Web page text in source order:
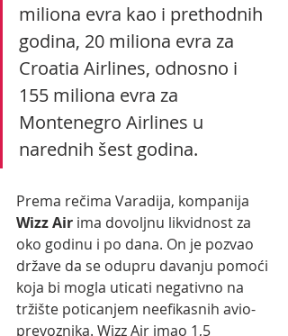
miliona evra kao i prethodnih
godina, 20 miliona evra za
Croatia Airlines, odnosno i
155 miliona evra za
Montenegro Airlines u
narednih šest godina.
Prema rečima Varadija, kompanija
Wizz Air ima dovoljnu likvidnost za
oko godinu i po dana. On je pozvao
države da se odupru davanju pomoći
koja bi mogla uticati negativno na
tržište poticanjem neefikasnih avio-
prevoznika. Wizz Air imao 1,5